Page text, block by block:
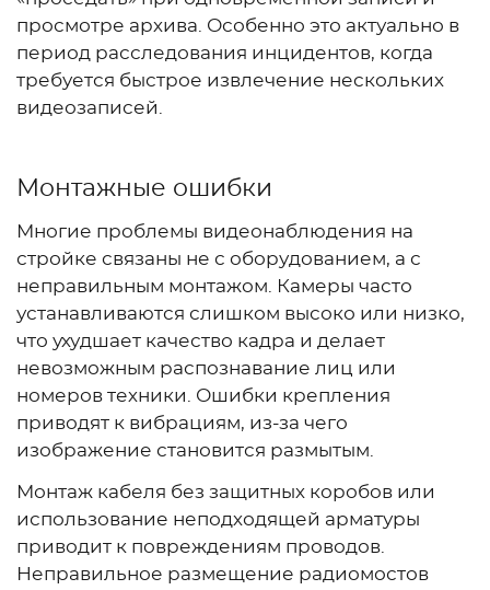
просмотре архива. Особенно это актуально в
период расследования инцидентов, когда
требуется быстрое извлечение нескольких
видеозаписей.
Монтажные ошибки
Многие проблемы видеонаблюдения на
стройке связаны не с оборудованием, а с
неправильным монтажом. Камеры часто
устанавливаются слишком высоко или низко,
что ухудшает качество кадра и делает
невозможным распознавание лиц или
номеров техники. Ошибки крепления
приводят к вибрациям, из-за чего
изображение становится размытым.
Монтаж кабеля без защитных коробов или
использование неподходящей арматуры
приводит к повреждениям проводов.
Неправильное размещение радиомостов